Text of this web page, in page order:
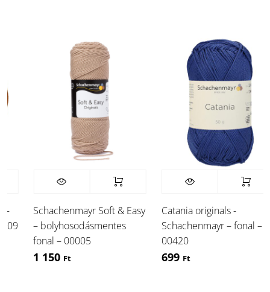
Schachenmayr Soft & Easy
– bolyhosodásmentes
fonal – 00005
1 150Ft
Catania originals -
Schachenmayr – fonal –
00420
699Ft